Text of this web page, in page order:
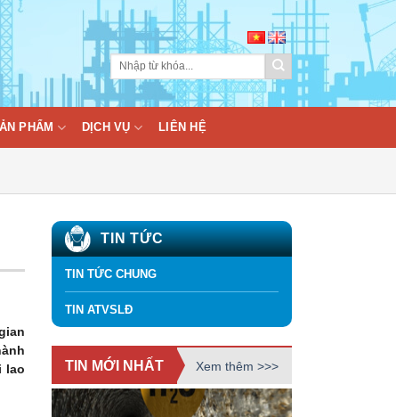
PHẨM DỊCH VỤ LIÊN HỆ
lao
TIN TỨC
TIN TỨC CHUNG
TIN ATVSLĐ
TIN MỚI NHẤT Xem thêm >>>